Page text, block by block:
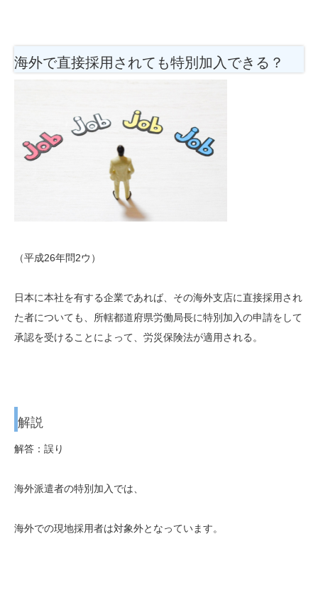
海外で直接採用されても特別加入できる？
（平成26年問2ウ）
日本に本社を有する企業であれば、その海外支店に直接採用され
た者についても、所轄都道府県労働局長に特別加入の申請をして
承認を受けることによって、労災保険法が適用される。
解説
解答：誤り
海外派遣者の特別加入では、
海外での現地採用者は対象外となっています。